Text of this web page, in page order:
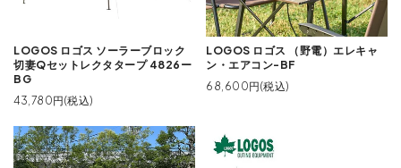
LOGOS ロゴス ソーラーブロック
切妻Qセットレクタタープ 4826ー
BG
43,780円(税込)
LOGOS ロゴス （野電）エレキャ
ン・エアコン-BF
68,600円(税込)